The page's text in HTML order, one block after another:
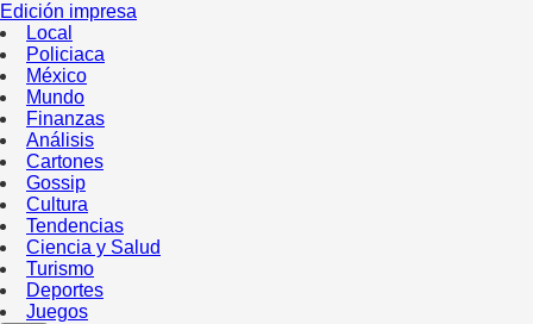
Edición impresa
Local
Policiaca
México
Mundo
Finanzas
Análisis
Cartones
Gossip
Cultura
Tendencias
Ciencia y Salud
Turismo
Deportes
Juegos